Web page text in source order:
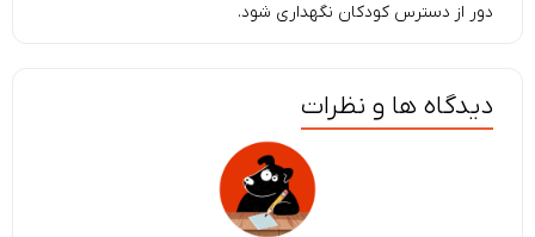
دور از دسترس کودکان نگهداری شود.
دیدگاه ها و نظرات